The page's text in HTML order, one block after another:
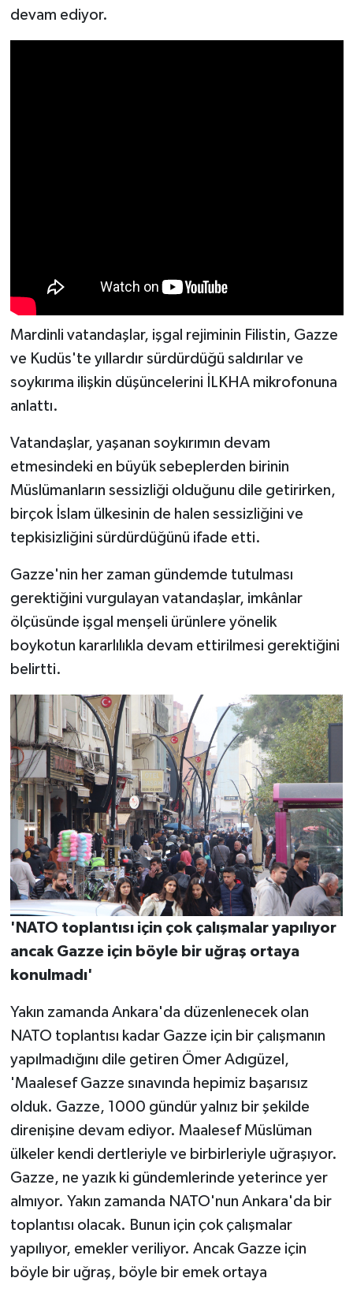
devam ediyor.
Mardinli vatandaşlar, işgal rejiminin Filistin, Gazze
ve Kudüs'te yıllardır sürdürdüğü saldırılar ve
soykırıma ilişkin düşüncelerini İLKHA mikrofonuna
anlattı.
Vatandaşlar, yaşanan soykırımın devam
etmesindeki en büyük sebeplerden birinin
Müslümanların sessizliği olduğunu dile getirirken,
birçok İslam ülkesinin de halen sessizliğini ve
tepkisizliğini sürdürdüğünü ifade etti.
Gazze'nin her zaman gündemde tutulması
gerektiğini vurgulayan vatandaşlar, imkânlar
ölçüsünde işgal menşeli ürünlere yönelik
boykotun kararlılıkla devam ettirilmesi gerektiğini
belirtti.
'NATO toplantısı için çok çalışmalar yapılıyor
ancak Gazze için böyle bir uğraş ortaya
konulmadı'
Yakın zamanda Ankara'da düzenlenecek olan
NATO toplantısı kadar Gazze için bir çalışmanın
yapılmadığını dile getiren Ömer Adıgüzel,
'Maalesef Gazze sınavında hepimiz başarısız
olduk. Gazze, 1000 gündür yalnız bir şekilde
direnişine devam ediyor. Maalesef Müslüman
ülkeler kendi dertleriyle ve birbirleriyle uğraşıyor.
Gazze, ne yazık ki gündemlerinde yeterince yer
almıyor. Yakın zamanda NATO'nun Ankara'da bir
toplantısı olacak. Bunun için çok çalışmalar
yapılıyor, emekler veriliyor. Ancak Gazze için
böyle bir uğraş, böyle bir emek ortaya